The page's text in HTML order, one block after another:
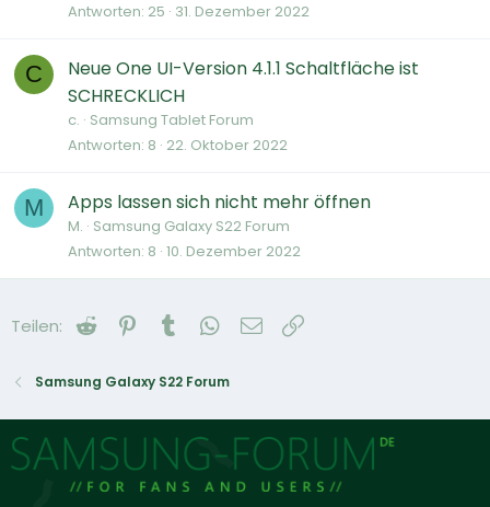
Antworten 25 31. Dezember 2022
C
Neue One UI-Version 4.1.1 Schaltfläche ist
SCHRECKLICH
c. Samsung Tablet Forum
Antworten 8 22. Oktober 2022
M Apps lassen sich nicht mehr öffnen
M. Samsung Galaxy S22 Forum
Antworten 8 10. Dezember 2022
Teilen: Reddit Pinterest
Tumblr WhatsApp
E-Mail
Samsung Galaxy S22 Forum